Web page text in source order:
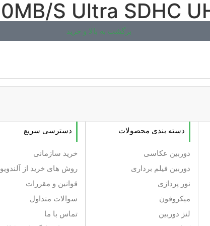
برگشت به بالا و خرید
دسته بندی محصولات
دوربین عکاسی
دوربین فیلم برداری
نور پردازی
میکروفون
لنز دوربین
دسترسی سریع
خرید سازمانی
روش های خرید از آلندویو
قوانین و مقررات
سوالات متداول
تماس با ما